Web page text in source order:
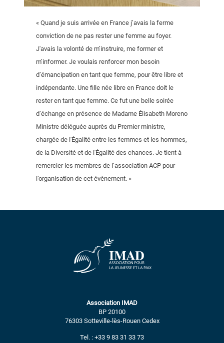
« Quand je suis arrivée en France j’avais la ferme
conviction de ne pas rester une femme au foyer.
J'avais la volonté de m’instruire, me former et
m’informer. Je voulais renforcer mon besoin
d’émancipation en tant que femme, pour être libre et
indépendante. Une fille née libre en France doit le
rester en tant que femme. Ce fut une belle soirée
d’échange en présence de Madame Élisabeth Moreno
Ministre déléguée auprès du Premier ministre,
chargée de l'Égalité entre les femmes et les hommes,
de la Diversité et de l'Égalité des chances. Je tient à
remercier les membres de l’association ACP pour
l’organisation de cet évènement. »
Association IMAD
BP 20100
76303 Sotteville-lès-Rouen Cedex
Tel. : +33 9 83 31 33 73